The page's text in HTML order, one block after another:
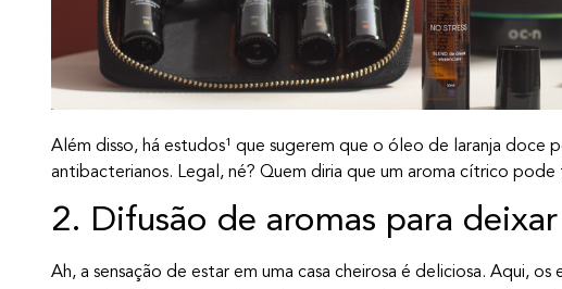
Além disso, há estudos¹ que sugerem que o óleo de laranja
antibacterianos. Legal, né? Quem diria que um aroma cítrico pode
2. Difusão de aromas para deixar
Ah, a sensação de estar em uma casa cheirosa é deliciosa. Aqui,